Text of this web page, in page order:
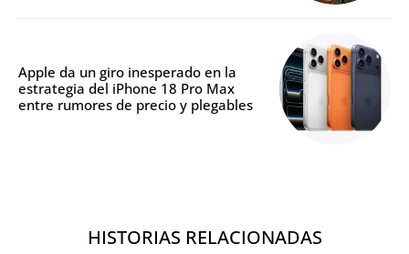
Apple da un giro inesperado en la
estrategia del iPhone 18 Pro Max
entre rumores de precio y plegables
HISTORIAS RELACIONADAS